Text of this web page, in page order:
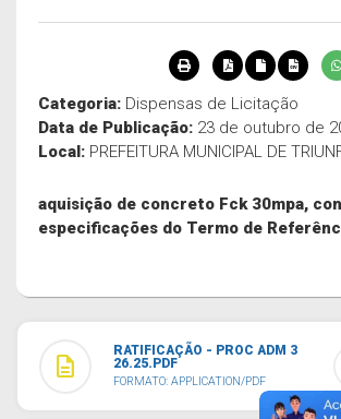
Categoria: Dispensas de Licitação
Data de Publicação: 23 de outubro de
Local: PREFEITURA MUNICIPAL DE
aquisição de concreto Fck 30mpa,
especificações do Termo de
description
RATIFICAÇÃO - PROC ADM 3
26.25.PDF
FORMATO: APPLICATION/PDF